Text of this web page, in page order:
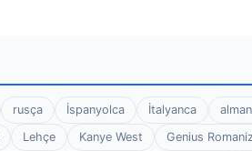
rusça İspanyolca İtalyanca
Lehçe Kanye West
Genius